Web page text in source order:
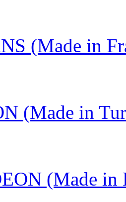
(Made in
(Made in
(Made in